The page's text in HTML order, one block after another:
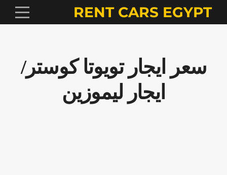
RENT CARS EGYPT
سعر ايجار تويوتا كوستر/
ايجار ليموزين